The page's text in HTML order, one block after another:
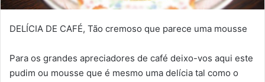
DELÍCIA DE CAFÉ, Tão cremoso que parece uma mousse
Para os grandes apreciadores de café deixo-vos aqui este
pudim ou mousse que é mesmo uma delícia tal como o